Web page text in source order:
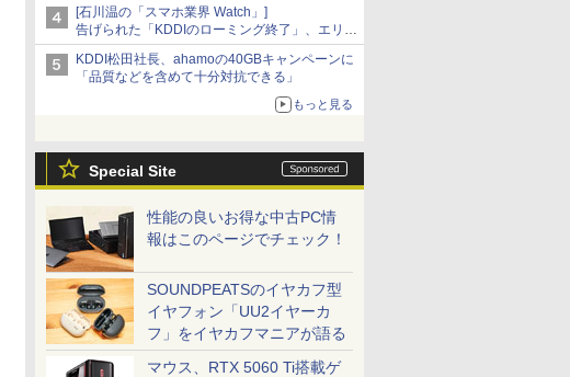
[石川温の「スマホ業界 Watch」]
告げられた「KDDIのローミング終了」、エリア
マップの落とし穴と楽天モバイルの課題
KDDI松田社長、ahamoの40GBキャンペーンに
「品質などを含めて十分対抗できる」
もっと見る
Special Site
性能の良いお得な中古PC情
報はこのページでチェック！
SOUNDPEATSのイヤカフ型
イヤフォン「UU2イヤーカ
フ」をイヤカフマニアが語る
マウス、RTX 5060 Ti搭載ゲ